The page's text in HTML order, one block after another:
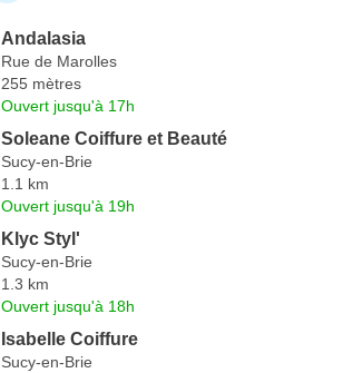
Andalasia
Rue de Marolles
255 mètres
Ouvert jusqu'à 17h
Soleane Coiffure et Beauté
Sucy-en-Brie
1.1 km
Ouvert jusqu'à 19h
Klyc Styl'
Sucy-en-Brie
1.3 km
Ouvert jusqu'à 18h
Isabelle Coiffure
Sucy-en-Brie